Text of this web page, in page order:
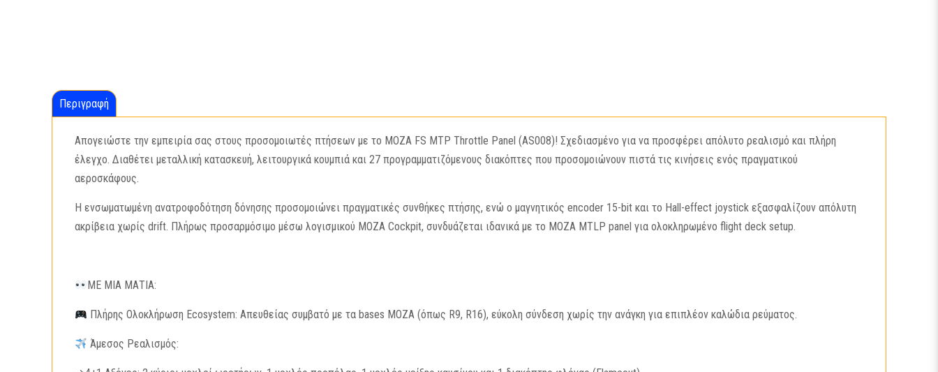
Περιγραφή
Απογειώστε την εμπειρία σας στους προσομοιωτές πτήσεων με το MOZA FS MTP Throttle Panel (AS008)! Σχεδιασμένο για να προσφέρει απόλυτο ρεαλισμό και πλήρη
έλεγχο. Διαθέτει μεταλλική κατασκευή, λειτουργικά κουμπιά και 27 προγραμματιζόμενους διακόπτες που προσομοιώνουν πιστά τις κινήσεις ενός πραγματικού
αεροσκάφους.
Η ενσωματωμένη ανατροφοδότηση δόνησης προσομοιώνει πραγματικές συνθήκες πτήσης, ενώ ο μαγνητικός encoder 15-bit και το Hall-effect joystick εξασφαλίζουν απόλυτη
ακρίβεια χωρίς drift. Πλήρως προσαρμόσιμο μέσω λογισμικού MOZA Cockpit, συνδυάζεται ιδανικά με το MOZA MTLP panel για ολοκληρωμένο flight deck setup.
ΜΕ ΜΙΑ ΜΑΤΙΑ:
Πλήρης Ολοκλήρωση Ecosystem: Απευθείας συμβατό με τα bases MOZA (όπως R9, R16), εύκολη σύνδεση χωρίς την ανάγκη για επιπλέον καλώδια ρεύματος.
Άμεσος Ρεαλισμός: